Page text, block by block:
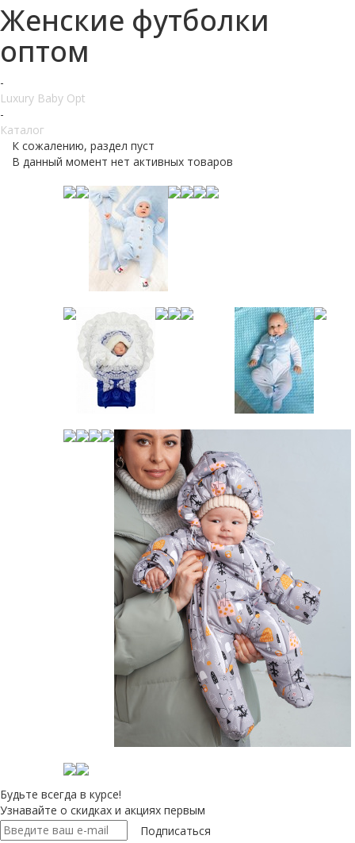
Женские футболки
оптом
-
Luxury Baby Opt
-
Каталог
К сожалению, раздел пуст
В данный момент нет активных товаров
Будьте всегда в курсе!
Узнавайте о скидках и акциях первым